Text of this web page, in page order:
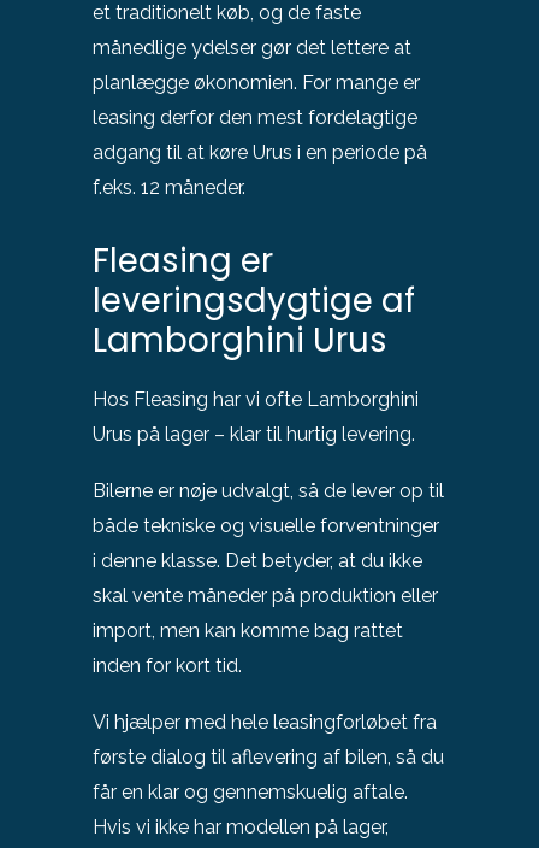
et traditionelt køb, og de faste
månedlige ydelser gør det lettere at
planlægge økonomien. For mange er
leasing derfor den mest fordelagtige
adgang til at køre Urus i en periode på
f.eks. 12 måneder.
Fleasing er
leveringsdygtige af
Lamborghini Urus
Hos Fleasing har vi ofte Lamborghini
Urus på lager – klar til hurtig levering.
Bilerne er nøje udvalgt, så de lever op til
både tekniske og visuelle forventninger
i denne klasse. Det betyder, at du ikke
skal vente måneder på produktion eller
import, men kan komme bag rattet
inden for kort tid.
Vi hjælper med hele leasingforløbet fra
første dialog til aflevering af bilen, så du
får en klar og gennemskuelig aftale.
Hvis vi ikke har modellen på lager,